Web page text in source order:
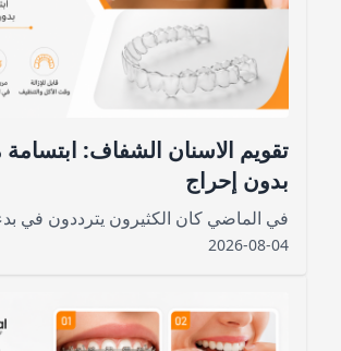
تقويم الاسنان الشفاف: ابتسامة
بدون إحراج
2026-08-04